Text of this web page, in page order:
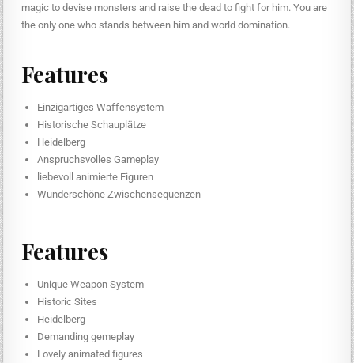
magic to devise monsters and raise the dead to fight for him. You are
the only one who stands between him and world domination.
Features
Einzigartiges Waffensystem
Historische Schauplätze
Heidelberg
Anspruchsvolles Gameplay
liebevoll animierte Figuren
Wunderschöne Zwischensequenzen
Features
Unique Weapon System
Historic Sites
Heidelberg
Demanding gemeplay
Lovely animated figures